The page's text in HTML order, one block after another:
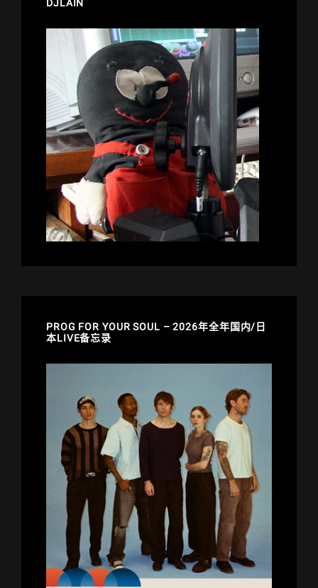
PT.2[PSVITA]
DJLAIN
PROG FOR YOUR SOUL – 2026年全年国内/日
本LIVE备忘录